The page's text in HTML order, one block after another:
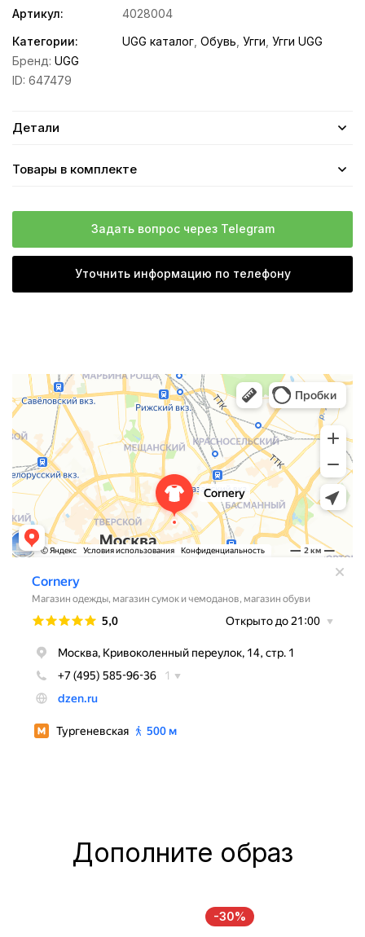
Артикул:
4028004
Категории:
UGG каталог Обувь Угги Угги UGG
Бренд: UGG
ID: 647479
Детали
Товары в комплекте
Задать вопрос через Telegram
Уточнить информацию по телефону
Дополните образ
-30%